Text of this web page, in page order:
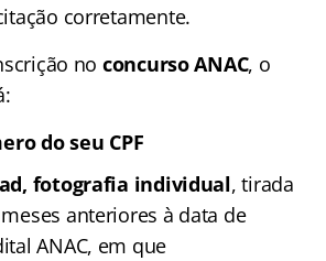
corretamente.
no concurso ANAC, o
do seu CPF
fotografia individual, tirada
anteriores à data de
ANAC, em que